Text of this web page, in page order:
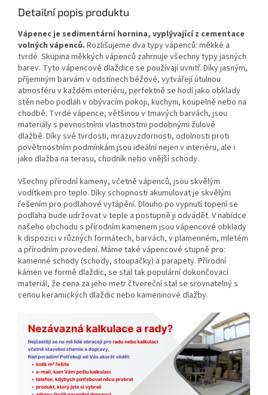
Detailní popis produktu
Vápenec je sedimentární hornina, vyplývající z cementace
volných vápenců. Rozlišujeme dva typy vápenců: měkké a
tvrdé. Skupina měkkých vápenců zahrnuje všechny typy jasných
barev. Tyto vápencové dlaždice se používají uvnitř. Díky jasným,
příjemným barvám v odstínech béžové, vytvářejí útulnou
atmosféru v každém interiéru, perfektně se hodí jako obklady
stěn nebo podlah v obývacím pokoji, kuchyni, koupelně nebo na
chodbě. Tvrdé vápence, většinou v tmavých barvách, jsou
materiály s pevnostními vlastnostmi podobnými žulové
dlažbě. Díky své tvrdosti, mrazuvzdornosti, odolnosti proti
povětrnostním podmínkám jsou ideální nejen v interiéru, ale i
jako dlažba na terasu, chodník nebo vnější schody.
Všechny přírodní kameny, včetně vápenců, jsou skvělým
vodítkem pro teplo. Díky schopnosti akumulovat je skvělým
řešením pro podlahové vytápění. Dlouho po vypnutí topení se
podlaha bude udržovat v teple a postupně ji odvádět. V nabídce
našeho obchodu s přírodním kamenem jsou vápencové obklady
k dispozici v různých formátech, barvách, v plamenném, mletém
a přírodním provedení. Máme také vápencové stupně pro:
kamenné schody (schody, stoupačky) a parapety. Přírodní
kámen ve formě dlaždic, se stal tak populární dokončovací
materiál, že cena za jeho metr čtvereční stal se srovnatelný s
cenou keramických dlaždic nebo kameninové dlažby.